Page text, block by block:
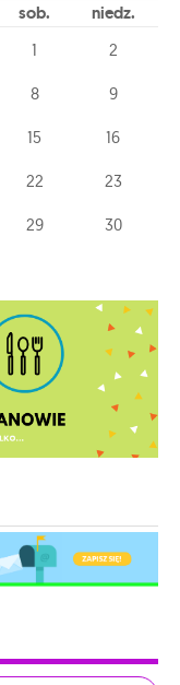
sob niedz
1 2
8 9
15 16
22 23
29 30